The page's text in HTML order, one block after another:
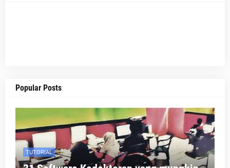
Popular Posts
TUTORIAL